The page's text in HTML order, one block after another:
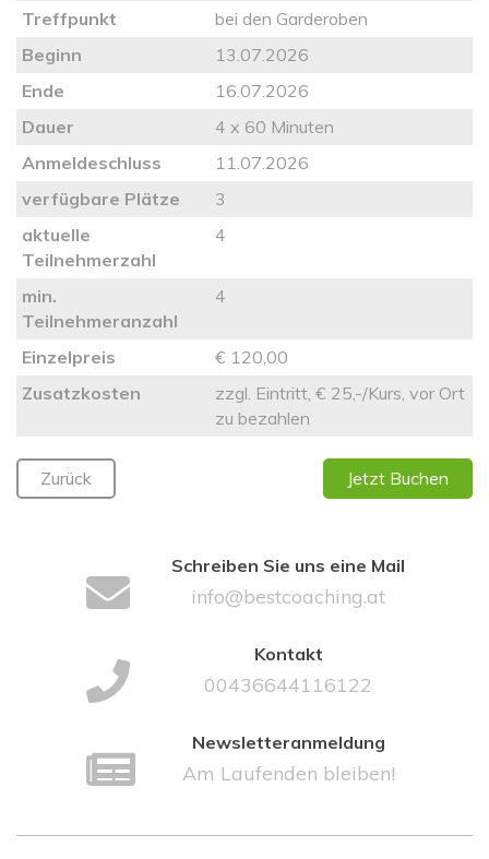
Treffpunkt
bei den Garderoben
Beginn
13.07.2026
Ende
16.07.2026
Dauer
4 x 60 Minuten
Anmeldeschluss
11.07.2026
verfügbare Plätze
3
aktuelle
Teilnehmerzahl
4
min.
Teilnehmeranzahl
4
Einzelpreis
€ 120,00
Zusatzkosten
zzgl. Eintritt, € 25,-/Kurs, vor Ort
zu bezahlen
Zurück Jetzt Buchen
Schreiben Sie uns eine Mail
info@bestcoaching.at
Kontakt
00436644116122
Newsletteranmeldung
Am Laufenden bleiben!